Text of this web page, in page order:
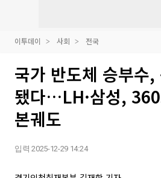
이투데이 사회 전국
국가 반도체 승부수
됐다…LH·삼성,
본궤도
입력 2025-12-29 14:24